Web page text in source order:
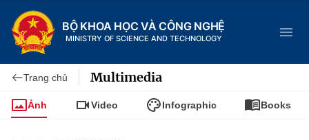
BỘ KHOA HỌC VÀ CÔNG NGHỆ
MINISTRY OF SCIENCE AND TECHNOLOGY
Trang chủ Multimedia
Ảnh Video Infographic Books